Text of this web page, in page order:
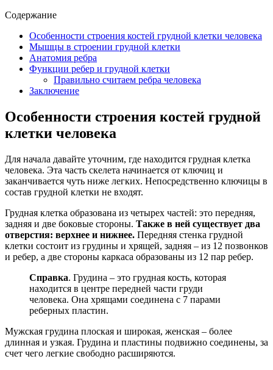
Содержание
Особенности строения костей грудной клетки человека
Мышцы в строении грудной клетки
Анатомия ребра
Функции ребер и грудной клетки
Правильно считаем ребра человека
Заключение
Особенности строения костей грудной
клетки человека
Для начала давайте уточним, где находится грудная клетка
человека. Эта часть скелета начинается от ключиц и
заканчивается чуть ниже легких. Непосредственно ключицы в
состав грудной клетки не входят.
Грудная клетка образована из четырех частей: это передняя,
задняя и две боковые стороны. Также в ней существует два
отверстия: верхнее и нижнее. Передняя стенка грудной
клетки состоит из грудины и хрящей, задняя – из 12 позвонков
и ребер, а две стороны каркаса образованы из 12 пар ребер.
Справка. Грудина – это грудная кость, которая
находится в центре передней части груди
человека. Она хрящами соединена с 7 парами
реберных пластин.
Мужская грудина плоская и широкая, женская – более
длинная и узкая. Грудина и пластины подвижно соединены, за
счет чего легкие свободно расширяются.